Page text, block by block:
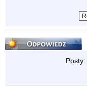
Odpowiedz